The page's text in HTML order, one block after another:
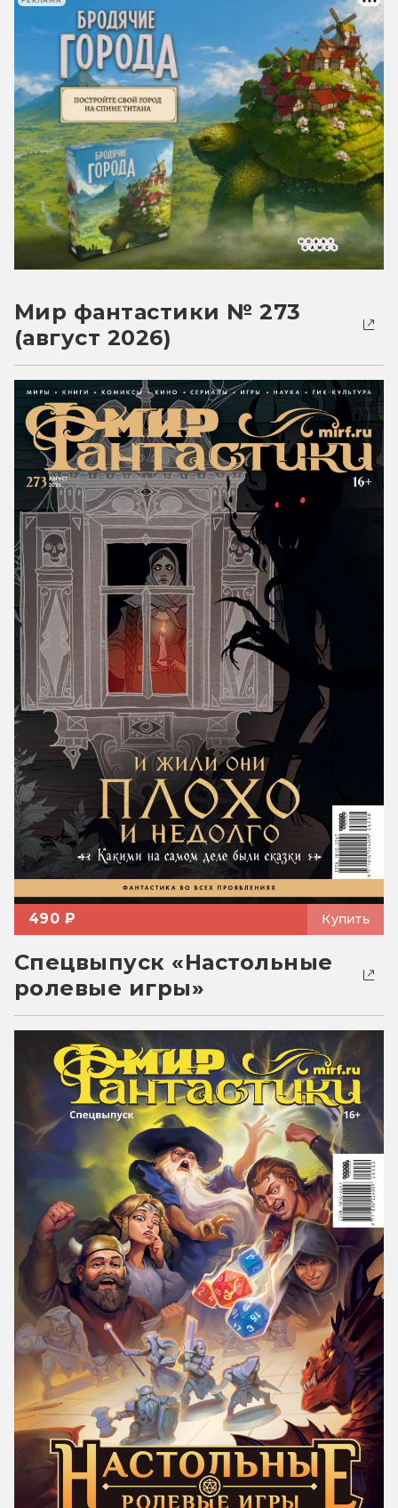
Мир фантастики № 273
(август 2026)
490 ₽ Купить
Спецвыпуск «Настольные
ролевые игры»